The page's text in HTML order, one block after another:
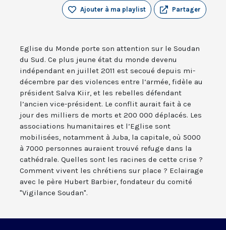
Partager
Ajouter à ma playlist
Eglise du Monde porte son attention sur le Soudan
du Sud. Ce plus jeune état du monde devenu
indépendant en juillet 2011 est secoué depuis mi-
décembre par des violences entre l’armée, fidèle au
président Salva Kiir, et les rebelles défendant
l’ancien vice-président. Le conflit aurait fait à ce
jour des milliers de morts et 200 000 déplacés. Les
associations humanitaires et l’Eglise sont
mobilisées, notamment à Juba, la capitale, où 5000
à 7000 personnes auraient trouvé refuge dans la
cathédrale. Quelles sont les racines de cette crise ?
Comment vivent les chrétiens sur place ? Eclairage
avec le père Hubert Barbier, fondateur du comité
"Vigilance Soudan".